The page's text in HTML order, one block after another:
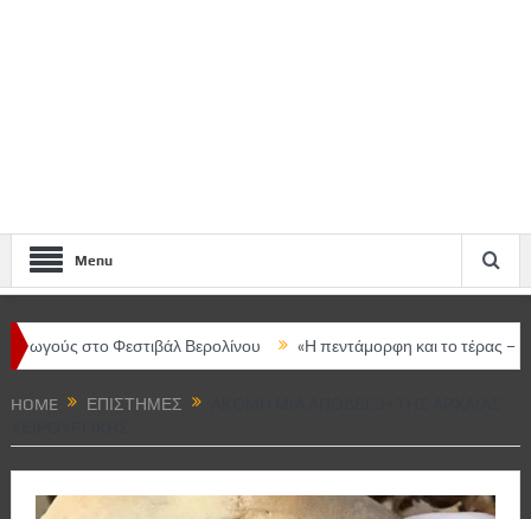
Menu
Φεστιβάλ Βερολίνου «Η πεντάμορφη και το τέρας – The
HOME ΕΠΙΣΤΉΜΕΣ